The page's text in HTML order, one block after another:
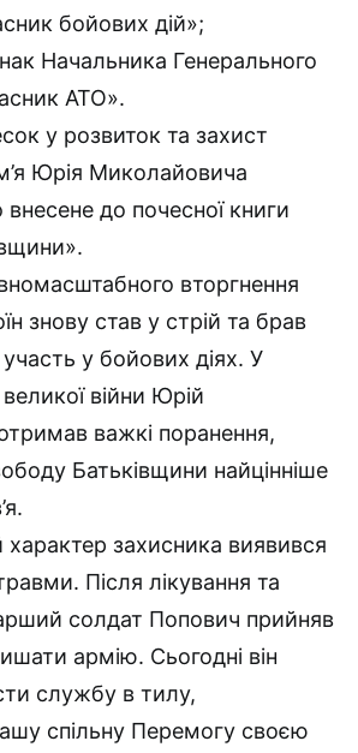
бойових дій»;
Начальника Генерального
АТО».
у розвиток та захист
Юрія Миколайовича
до почесної книги
вторгнення
знову став у стрій та брав
у бойових діях. У
війни Юрій
важкі поранення,
Батьківщини найцінніше
характер захисника виявився
Після лікування та
солдат Попович прийняв
армію. Сьогодні він
службу в тилу,
спільну Перемогу своєю